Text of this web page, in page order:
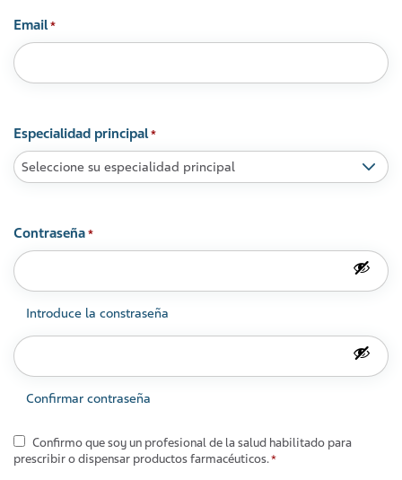
Email *
Especialidad principal *
Contraseña *
Introduce la constraseña
Confirmar contraseña
Consentimiento
*
Confirmo que soy un profesional de la salud habilitado para
prescribir o dispensar productos farmacéuticos.*